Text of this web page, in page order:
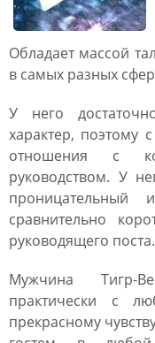
Обладает массой
в самых разных
У него
характер, поэтому
отношения с
руководством. У
сравнительно
руководящего поста.
Мужчина Тигр-
практически с
прекрасному